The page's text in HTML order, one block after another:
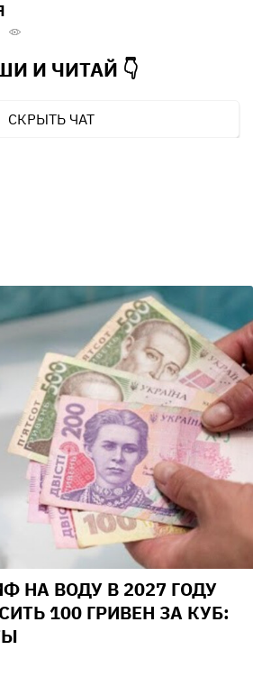
И ЧИТАЙ 👇
СКРЫТЬ ЧАТ
НА ВОДУ В 2027 ГОДУ
100 ГРИВЕН ЗА КУБ: